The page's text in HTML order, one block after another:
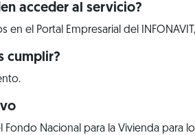
acceder al servicio?
en el Portal Empresarial del INFONAVIT,
cumplir?
Fondo Nacional para la Vivienda para